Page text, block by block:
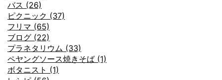
バス (26)
ピクニック (37)
フリマ (65)
ブログ (22)
プラネタリウム (33)
ペヤングソース焼きそば (1)
ボタニスト (1)